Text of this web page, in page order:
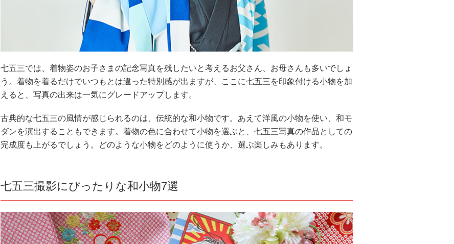
七五三では、着物姿のお子さまの記念写真を残したいと考えるお父さん、お母さんも多いでしょ
う。着物を着るだけでいつもとは違った特別感が出ますが、ここに七五三を印象付ける小物を加
えると、写真の出来は一気にグレードアップします。
古典的な七五三の風情が感じられるのは、伝統的な和小物です。あえて洋風の小物を使い、和モ
ダンを演出することもできます。着物の色に合わせて小物を選ぶと、七五三写真の作品としての
完成度も上がるでしょう。どのような小物をどのように使うか、選ぶ楽しみもあります。
七五三撮影にぴったりな和小物7選